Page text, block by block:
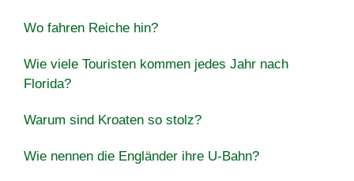
Wo fahren Reiche hin?
Wie viele Touristen kommen jedes Jahr nach
Florida?
Warum sind Kroaten so stolz?
Wie nennen die Engländer ihre U-Bahn?